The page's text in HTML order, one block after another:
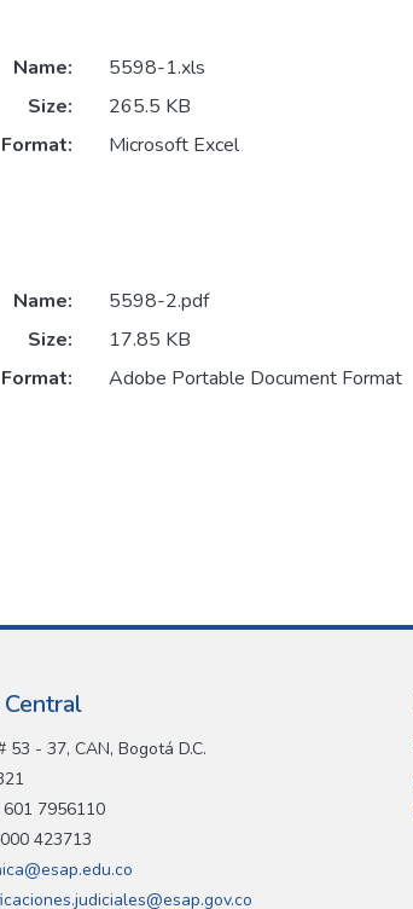
Name:
5598-1.xls
Size:
265.5 KB
Format:
Microsoft Excel
Name:
5598-2.pdf
Size:
17.85 KB
Format:
Adobe Portable Document Format
53 - 37, CAN, Bogotá D.C.
7956110
423713